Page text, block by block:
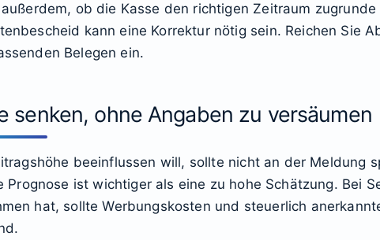
ob die Kasse den richtigen Zeitraum
kann eine Korrektur nötig sein. Reichen Sie
Belegen ein.
senken, ohne Angaben zu versäumen
beeinflussen will, sollte nicht an der Meldung
Prognose ist wichtiger als eine zu hohe Schätzung. Bei
hat, sollte Werbungskosten und steuerlich